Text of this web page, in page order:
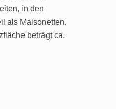
in den
als Maisonetten.
beträgt ca.